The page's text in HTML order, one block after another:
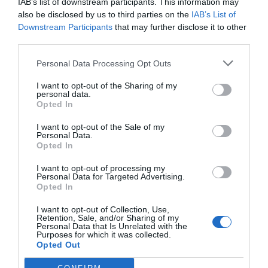
also be disclosed by us to third parties on the IAB’s List of
Downstream Participants that may further disclose it to other
Personal Data Processing Opt Outs
I want to opt-out of the Sharing of my
personal data.
Opted In
I want to opt-out of the Sale of my
Personal Data.
Opted In
I want to opt-out of processing my
Personal Data for Targeted Advertising.
Opted In
I want to opt-out of Collection, Use,
Retention, Sale, and/or Sharing of my
Personal Data that Is Unrelated with the
Purposes for which it was collected.
Opted Out
empresarials dels autònoms. Tant les prestacions
no contributives, que inclouen també les de
a les cotitzacions socials havien estat
tradicionalment finançades per les cotitzacions
dels treballadors en actiu. Ara van a càrrec dels
parts més abundants de la despesa en pensions
siguin assumides d’aquesta forma.
Amb salaris cada cop més
baixos, les pensions no
tenen futur
Tanmateix, l’augment en els costos del treball que